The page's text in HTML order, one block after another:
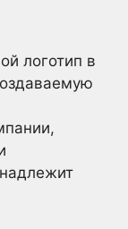
логотип в